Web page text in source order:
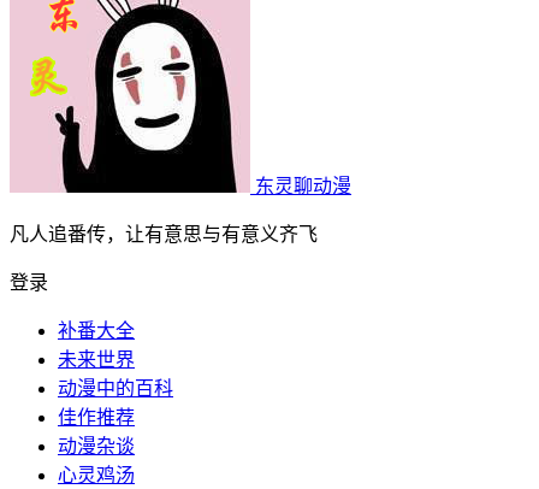
东灵聊动漫
凡人追番传，让有意思与有意义齐飞
登录
补番大全
未来世界
动漫中的百科
佳作推荐
动漫杂谈
心灵鸡汤